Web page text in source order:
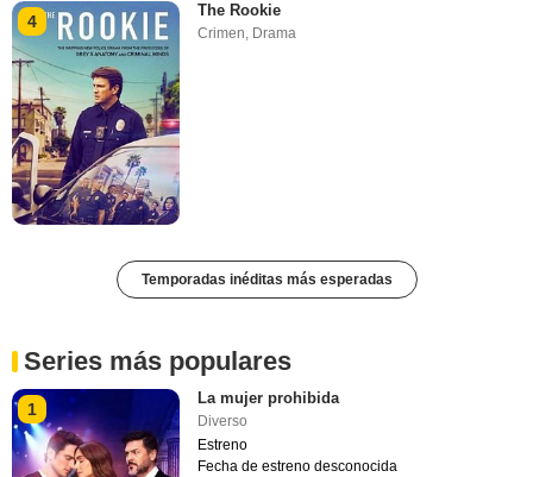
4
The Rookie
Crimen, Drama
Temporadas inéditas más esperadas
Series más populares
1
La mujer prohibida
Diverso
Estreno
Fecha de estreno desconocida